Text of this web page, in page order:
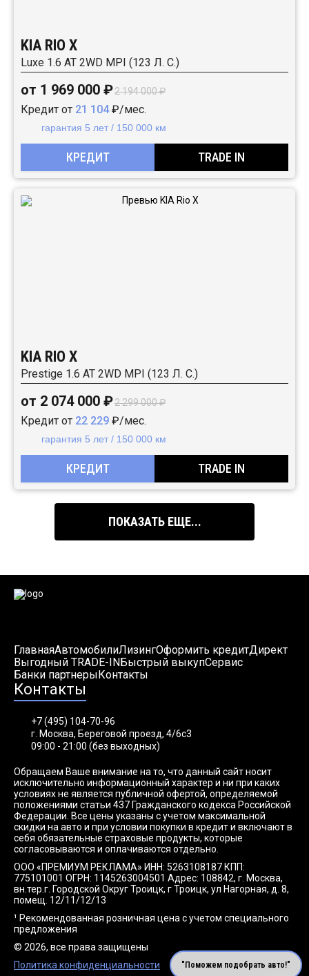
KIA RIO X
Luxe 1.6 АТ 2WD MPI (123 Л. C.)
от 1 969 000 ₽2 194 000 ₽
Кредит от 21 104₽/мес.
гарантия 5 лет / 150 000 км
КРЕДИТ TRADE IN
KIA RIO X
Prestige 1.6 АТ 2WD MPI (123 Л. C.)
от 2 074 000 ₽2 299 000 ₽
Кредит от 22 229 ₽/мес.
гарантия 5 лет / 150 000 км
КРЕДИТ TRADE IN
ПОКАЗАТЬ ЕЩЕ...
ГлавнаяАвтомобилиЛизингОформить кредитДирект
Выгодный TRADE-INБыстрый выкупСервис
Банки партнерыКонтакты
Контакты
+7 (495) 104-70-96
г. Москва, Береговой проезд, 4/6с3
09:00 - 21:00 (без выходных)
Обращаем Ваше внимание на то, что данный сайт носит
исключительно информационный характер и ни при каких
условиях не является публичной офертой, определяемой
положениями статьи 437 Гражданского кодекса Российской
Федерации. Все цены указаны с учетом максимальной
скидки на авто и при условии покупки в кредит и включают в
себя обязательные страховые продукты, которые
согласовываются и оплачиваются отдельно.
ООО «ПРЕМИУМ РЕКЛАМА» ИНН: 5263108187 КПП:
775101001 ОГРН: 1145263004501 Адрес: 108842, г. Москва,
вн.тер.г. Городской Округ Троицк, г Троицк, ул Нагорная, д. 8,
помещ. 12/11/12/13
¹ Рекомендованная розничная цена с учетом специального
предложения
© 2026, все права защищены
Политика конфиденциальности
"Поможем подобрать авто!"